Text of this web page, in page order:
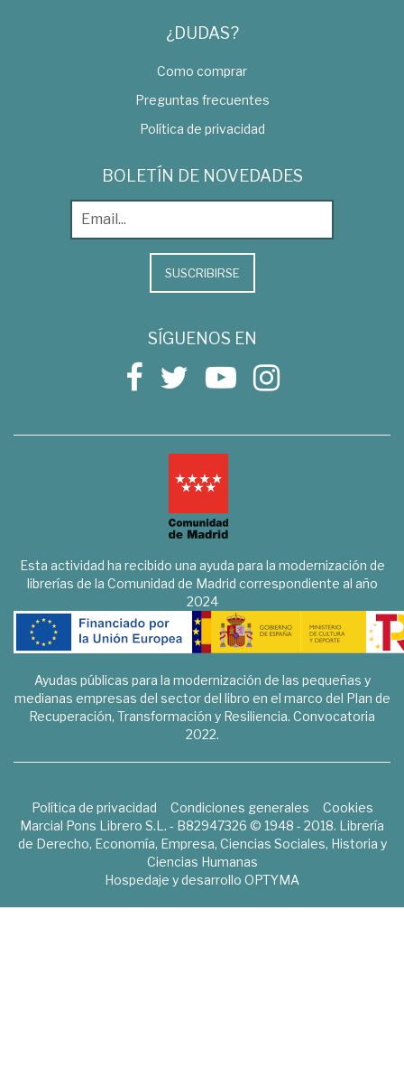
¿DUDAS?
Como comprar
Preguntas frecuentes
Política de privacidad
BOLETÍN DE NOVEDADES
SUSCRIBIRSE
SÍGUENOS EN
Esta actividad ha recibido una ayuda para la modernización de
librerías de la Comunidad de Madrid correspondiente al año
2024
Ayudas públicas para la modernización de las pequeñas y
medianas empresas del sector del libro en el marco del Plan de
Recuperación, Transformación y Resiliencia. Convocatoria
2022.
Política de privacidad Condiciones generales
Cookies
Marcial Pons Librero S.L. - B82947326 © 1948 - 2018. Librería
de Derecho, Economía, Empresa, Ciencias Sociales, Historia y
Ciencias Humanas
Hospedaje y desarrollo OPTYMA